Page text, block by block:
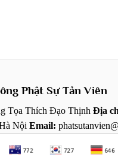
Phật Sự Tản Viên
Tọa Thích Đạo Thịnh Địa
Nội Email: